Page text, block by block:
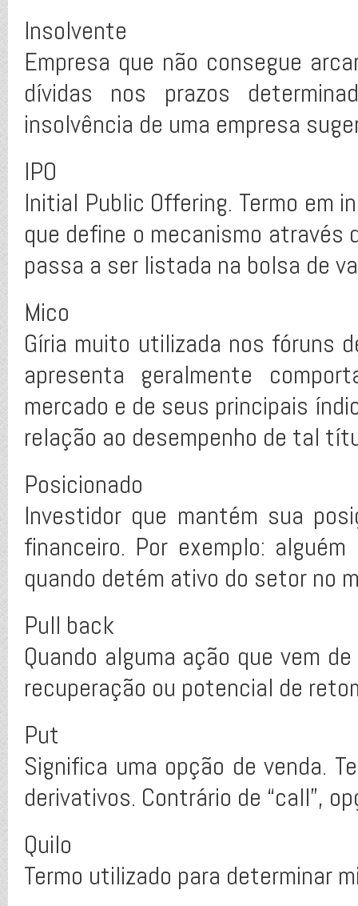
Insolvente
Empresa que não consegue
dívidas nos prazos
insolvência de uma empresa
IPO
Initial Public Offering. Termo em
que define o mecanismo através
passa a ser listada na bolsa de
Mico
Gíria muito utilizada nos fóruns
apresenta geralmente
mercado e de seus principais
relação ao desempenho de tal
Posicionado
Investidor que mantém sua
financeiro. Por exemplo:
quando detém ativo do setor no
Pull back
Quando alguma ação que vem
recuperação ou potencial de
Put
Significa uma opção de venda.
derivativos. Contrário de “call”,
Quilo
Termo utilizado para determinar